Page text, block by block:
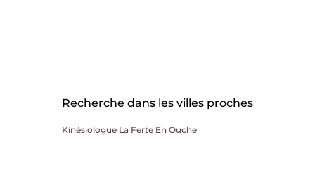
Recherche dans les villes proches
Kinésiologue La Ferte En Ouche